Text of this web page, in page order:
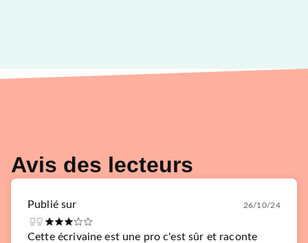
Avis des lecteurs
Publié sur 26/10/24
Cette écrivaine est une pro c'est sûr et raconte